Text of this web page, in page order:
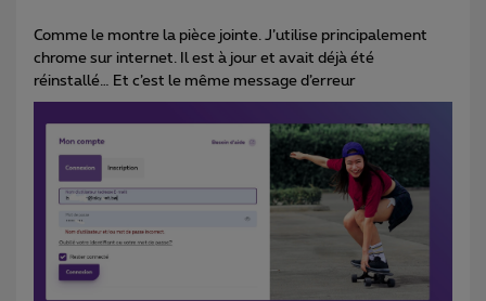
Comme le montre la pièce jointe. J’utilise principalement
chrome sur internet. Il est à jour et avait déjà été
réinstallé… Et c’est le même message d’erreur